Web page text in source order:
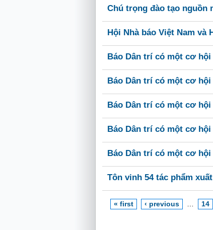
Chú trọng đào tạo
Hội Nhà báo Việt Nam
Báo Dân trí có một cơ
Báo Dân trí có một cơ
Báo Dân trí có một cơ
Báo Dân trí có một cơ
Báo Dân trí có một cơ
Tôn vinh 54 tác phẩm
« first ‹ previous 14